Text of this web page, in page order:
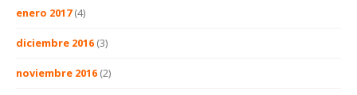
enero 2017(4)
diciembre 2016 (3)
noviembre 2016 (2)